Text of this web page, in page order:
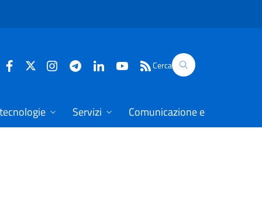
Cerca
Servizi Comunicazione e dati